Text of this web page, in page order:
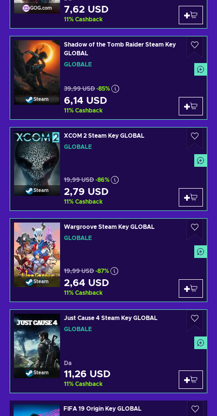
GOG.com 7,62 USD
11% Cashback
Steam
Shadow of the Tomb Raider Steam Key
GLOBAL
GLOBALE
39,99 USD -85%
6,14 USD
11% Cashback
Steam
XCOM 2 Steam Key GLOBAL
GLOBALE
19,99 USD -86%
2,79 USD
11% Cashback
Steam
Wargroove Steam Key GLOBAL
GLOBALE
19,99 USD -87%
2,64 USD
11% Cashback
Steam
Just Cause 4 Steam Key GLOBAL
GLOBALE
Da
11,26 USD
11% Cashback
FIFA 19 Origin Key GLOBAL